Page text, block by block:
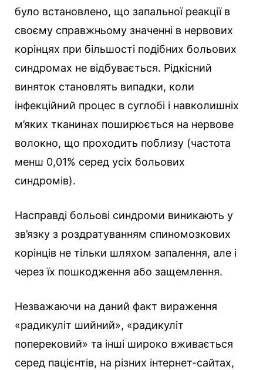
було встановлено, що запальної реакції в
своєму справжньому значенні в нервових
корінцях при більшості подібних больових
синдромах не відбувається. Рідкісний
виняток становлять випадки, коли
інфекційний процес в суглобі і навколишніх
м’яких тканинах поширюється на нервове
волокно, що проходить поблизу (частота
менш 0,01% серед усіх больових
синдромів).
Насправді больові синдроми виникають у
зв’язку з роздратуванням спиномозкових
корінців не тільки шляхом запалення, але і
через їх пошкодження або защемлення.
Незважаючи на даний факт вираження
«радикуліт шийний», «радикуліт
поперековий» та інші широко вживається
серед пацієнтів, на різних інтернет-сайтах,